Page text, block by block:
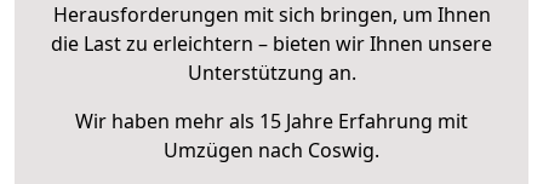
Herausforderungen mit sich bringen, um Ihnen
die Last zu erleichtern – bieten wir Ihnen unsere
Unterstützung an.
Wir haben mehr als 15 Jahre Erfahrung mit
Umzügen nach Coswig.